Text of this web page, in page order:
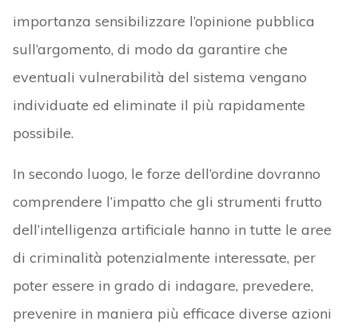
importanza sensibilizzare l’opinione pubblica
sull’argomento, di modo da garantire che
eventuali vulnerabilità del sistema vengano
individuate ed eliminate il più rapidamente
possibile.
In secondo luogo, le forze dell’ordine dovranno
comprendere l’impatto che gli strumenti frutto
dell’intelligenza artificiale hanno in tutte le aree
di criminalità potenzialmente interessate, per
poter essere in grado di indagare, prevedere,
prevenire in maniera più efficace diverse azioni